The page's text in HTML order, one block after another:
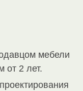
мебели
от 2 лет.